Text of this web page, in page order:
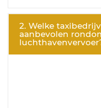
2. Welke
aanbevolen